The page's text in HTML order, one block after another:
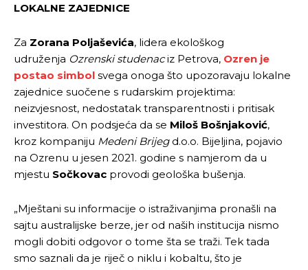
LOKALNE ZAJEDNICE
Za Zorana Poljaševića, lidera ekološkog
udruženja Ozrenski studenaciz Petrova, Ozren je
postao simbol svega onoga što upozoravaju lokalne
zajednice suočene s rudarskim projektima:
neizvjesnost, nedostatak transparentnosti i pritisak
investitora. On podsjeća da se Miloš Bošnjaković,
kroz kompaniju Medeni Brijegd.o.o. Bijeljina, pojavio
na Ozrenu u jesen 2021. godine s namjerom da u
mjestu Sočkovac provodi geološka bušenja.
„Mještani su informacije o istraživanjima pronašli na
sajtu australijske berze, jer od naših institucija nismo
mogli dobiti odgovor o tome šta se traži. Tek tada
smo saznali da je riječ o niklu i kobaltu, što je